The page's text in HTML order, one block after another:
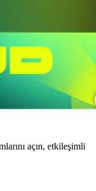
açın, etkileşimli